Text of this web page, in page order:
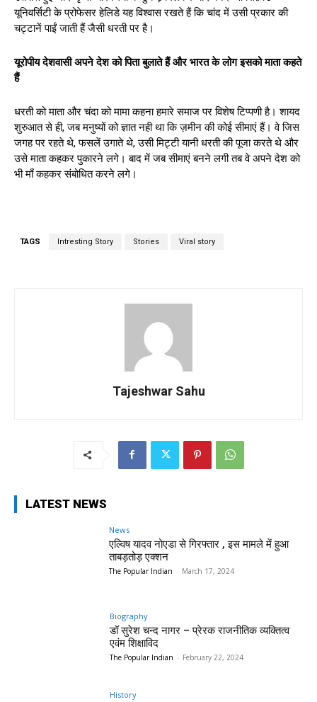
यूनिवर्सिटी के प्रोफेसर हेलिडे यह विश्वास रखते हैं कि चांद में उसी प्रकार की
चट्टानें पाईं जाती हैं जैसी धरती पर है।
यूरोपीय देशवासी अपने देश को पिता बुलाते हैं और भारत के लोग इसको माता कहते
हैं
धरती को माता और चंदा को मामा कहना हमारे समाज पर विशेष टिप्पणी है। शायद
शुरुआत से ही, जब मनुष्यों को ज्ञात नही था कि ज़मीन की कोई सीमाएं हैं। वे जिस
जगह पर रहते थे, फसलें उगाते थे, उसी मिट्टी यानी धरती की पूजा करते थे और
उसे माता कहकर पुकारने लगे। बाद में जब सीमाएं बनने लगी तब वे अपने देश को
भी माँ कहकर संबोधित करने लगे।
TAGS Intresting Story Stories Viral story
Tajeshwar Sahu
LATEST NEWS
News
एल्विष यादव नोएडा से गिरफ्तार , इस मामले में हुआ
ताबड़तोड़ एक्शन
The Popular Indian - March 17, 2024
Biography
डॉ सुरेश चन्द नागर – प्रेरक राजनीतिक व्यक्तित्व
एवंम शिक्षाविद
The Popular Indian - February 22, 2024
History